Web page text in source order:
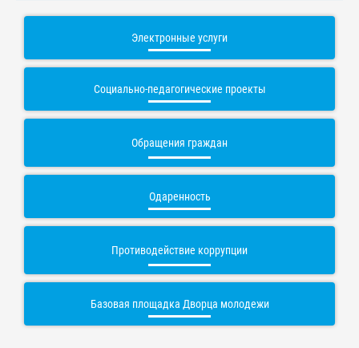
Электронные услуги
Социально-педагогические проекты
Обращения граждан
Одаренность
Противодействие коррупции
Базовая площадка Дворца молодежи